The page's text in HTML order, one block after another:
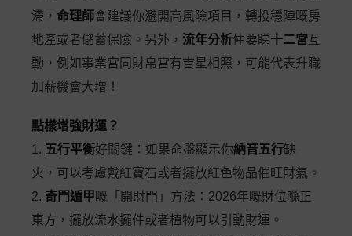
滯， 命理師會建議你避開高風險項目，轉投穩陣嘅房
地產或者儲蓄保險。另外， 流年分析仲要睇十二宮互
動，例如事業宮同財帛宮有吉星相照，可能代表升職
加薪機會大增！
點樣增強財運？
1. 五行平衡好關鍵：如果命盤顯示你納音五行缺
火，可以考慮戴紅寶石或者擺放紅色物品催旺財氣。
2. 奇門遁甲嘅「開財門」方法：2026年嘅財位喺正
東方，擺放流水擺件或者植物可以引動財運。